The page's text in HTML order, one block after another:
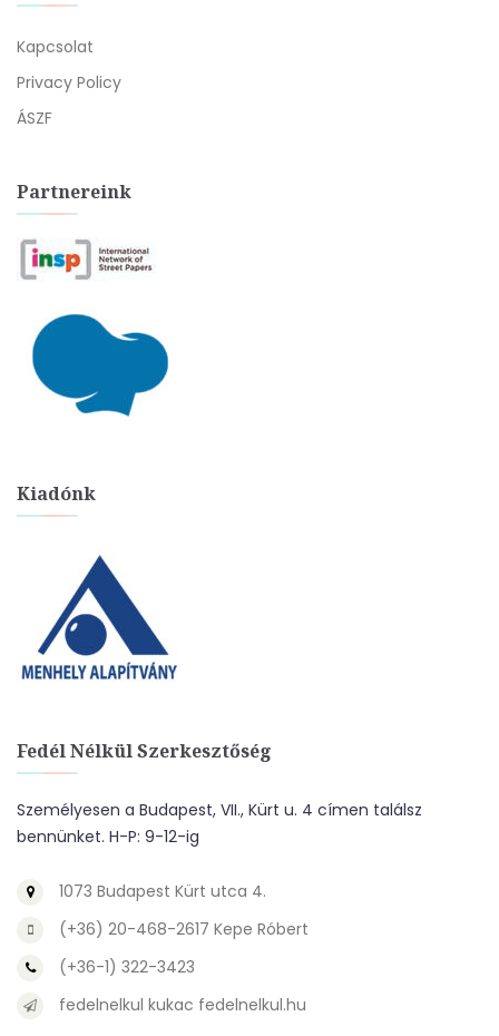
Kapcsolat
Privacy Policy
ÁSZF
Partnereink
Kiadónk
Fedél Nélkül Szerkesztőség
Személyesen a Budapest, VII., Kürt u. 4 címen találsz
bennünket. H-P: 9-12-ig
1073 Budapest Kürt utca 4.
(+36) 20-468-2617 Kepe Róbert
(+36-1) 322-3423
fedelnelkul kukac fedelnelkul.hu